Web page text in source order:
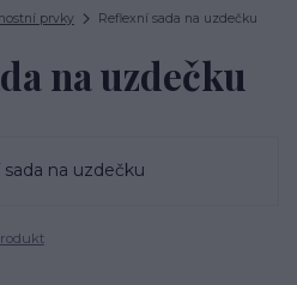
prvky Reflexní sada na uzdečku
na uzdečku